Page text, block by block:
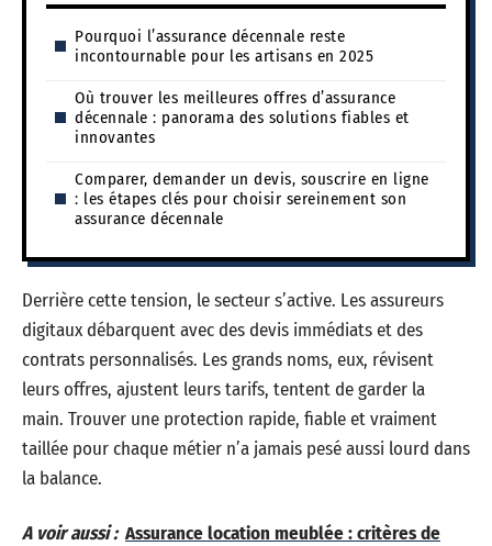
Pourquoi l’assurance décennale reste
incontournable pour les artisans en 2025
Où trouver les meilleures offres d’assurance
décennale : panorama des solutions fiables et
innovantes
Comparer, demander un devis, souscrire en ligne
: les étapes clés pour choisir sereinement son
assurance décennale
Derrière cette tension, le secteur s’active. Les assureurs
digitaux débarquent avec des devis immédiats et des
contrats personnalisés. Les grands noms, eux, révisent
leurs offres, ajustent leurs tarifs, tentent de garder la
main. Trouver une protection rapide, fiable et vraiment
taillée pour chaque métier n’a jamais pesé aussi lourd dans
la balance.
A voir aussi : Assurance location meublée : critères de